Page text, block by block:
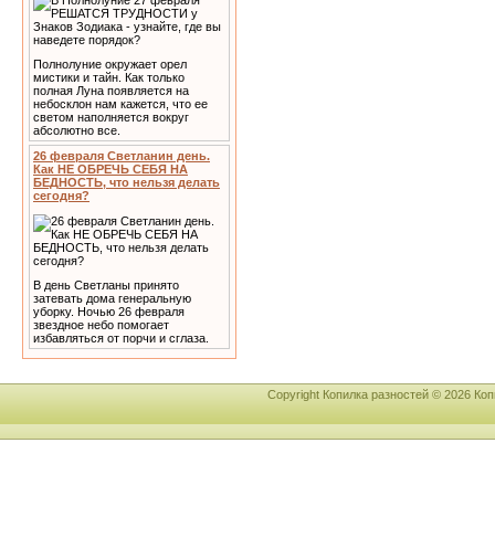
Полнолуние окружает орел
мистики и тайн. Как только
полная Луна появляется на
небосклон нам кажется, что ее
светом наполняется вокруг
абсолютно все.
26 февраля Светланин день.
Как НЕ ОБРЕЧЬ СЕБЯ НА
БЕДНОСТЬ, что нельзя делать
сегодня?
В день Светланы принято
затевать дома генеральную
уборку. Ночью 26 февраля
звездное небо помогает
избавляться от порчи и сглаза.
Copyright Копилка разностей © 2026